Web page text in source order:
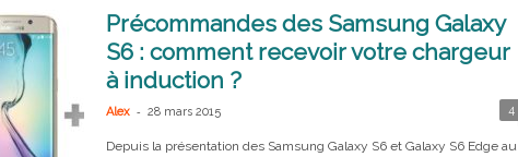
Précommandes des Samsung Galaxy
S6 : comment recevoir votre chargeur
à induction ?
Alex - 28 mars 2015 4
Depuis la présentation des Samsung Galaxy S6 et Galaxy S6 Edge au